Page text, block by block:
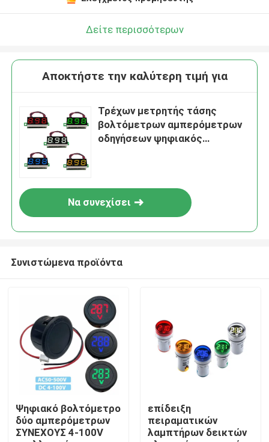
Σπίτι
Σχετικά με εμάς
Δείτε περισσότερων
Αποκτήστε την καλύτερη τιμή για
Τρέχων μετρητής τάσης
βολτόμετρων αμπερόμετρων
οδηγήσεων ψηφιακός
Να συνεχίσει
Συνιστώμενα προϊόντα
Ψηφιακό βολτόμετρο
δύο αμπερόμετρων
ΣΥΝΕΧΟΥΣ 4-100V
επίδειξη
πειραματικών
λαμπτήρων δεικτών